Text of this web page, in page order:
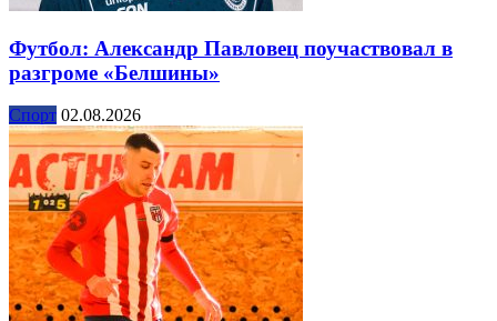
Футбол: Александр Павловец поучаствовал в
разгроме «Белшины»
Спорт 02.08.2026